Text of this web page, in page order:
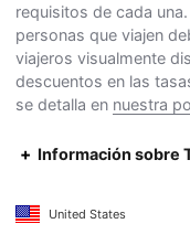
requisitos de cada
personas que viajen
viajeros visualmente
descuentos en las
se detalla en nuestra
Información sobre
United States